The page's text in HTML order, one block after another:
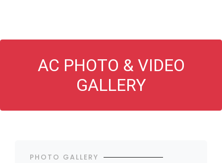
AC PHOTO & VIDEO
GALLERY
PHOTO GALLERY